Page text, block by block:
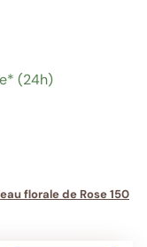
(24h)
florale de Rose 150